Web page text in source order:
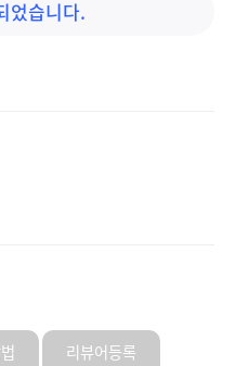
었습니다.
리뷰어등록